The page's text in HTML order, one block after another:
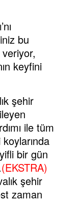
bu
keyfini
şehir
ile tüm
bir gün
(EKSTRA)
şehir
zaman